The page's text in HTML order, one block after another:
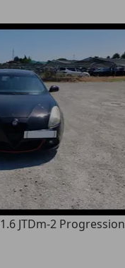
1.6 JTDm-2 Progression